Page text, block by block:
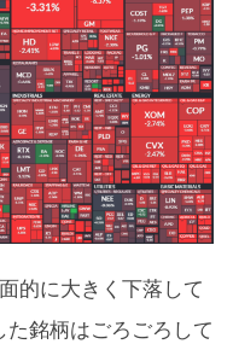
的に大きく下落して
銘柄はごろごろして